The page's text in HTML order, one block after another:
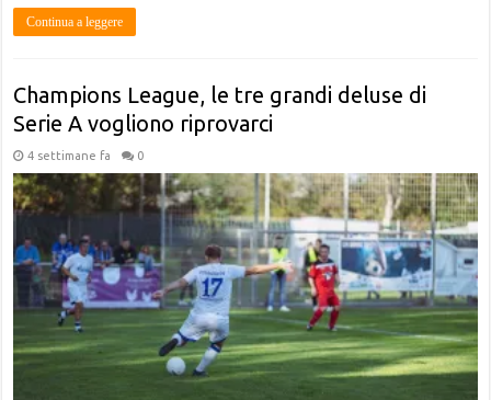
Continua a leggere
Champions League, le tre grandi deluse di
Serie A vogliono riprovarci
4 settimane fa 0